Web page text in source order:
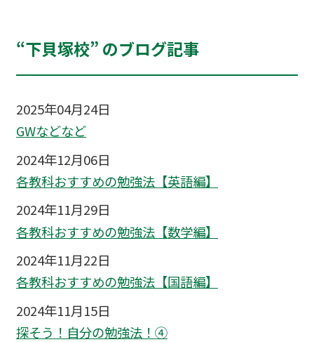
“下貝塚校” のブログ記事
2025年04月24日
GWなどなど
2024年12月06日
各教科おすすめの勉強法【英語編】
2024年11月29日
各教科おすすめの勉強法【数学編】
2024年11月22日
各教科おすすめの勉強法【国語編】
2024年11月15日
探そう！自分の勉強法！④